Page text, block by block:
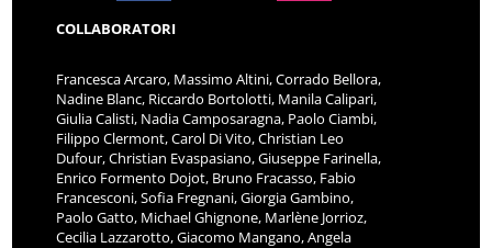
COLLABORATORI
Francesca Arcaro, Massimo Altini, Corrado Bellora,
Nadine Blanc, Riccardo Bortolotti, Manila Calipari,
Giulia Calisti, Nadia Camposaragna, Paolo Ciambi,
Filippo Clermont, Carol Di Vito, Christian Leo
Dufour, Christian Evaspasiano, Giuseppe Farinella,
Enrico Formento Dojot, Bruno Fracasso, Fabio
Francesconi, Sofia Fregnani, Giorgia Gambino,
Paolo Gatto, Michael Ghignone, Marlène Jorrioz,
Cecilia Lazzarotto, Giacomo Mangano, Angela